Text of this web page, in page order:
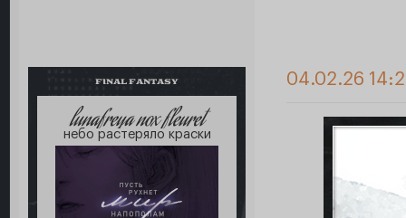
FINAL FANTASY
lunafreya nox fleuret
небо растеряло краски
04.02.26